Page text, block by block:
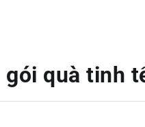
quà tinh